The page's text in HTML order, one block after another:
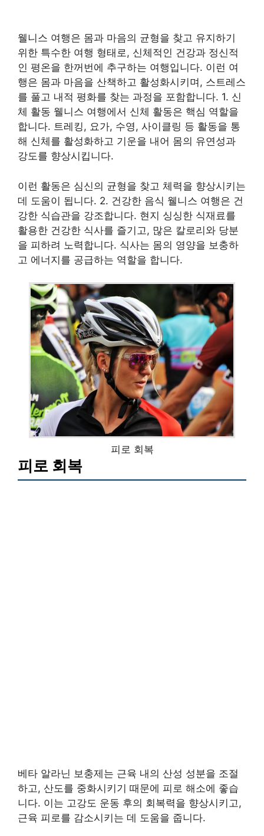
웰니스 여행은 몸과 마음의 균형을 찾고 유지하기
위한 특수한 여행 형태로, 신체적인 건강과 정신적
인 평온을 한꺼번에 추구하는 여행입니다. 이런 여
행은 몸과 마음을 산책하고 활성화시키며, 스트레스
를 풀고 내적 평화를 찾는 과정을 포함합니다. 1. 신
체 활동 웰니스 여행에서 신체 활동은 핵심 역할을
합니다. 트레킹, 요가, 수영, 사이클링 등 활동을 통
해 신체를 활성화하고 기운을 내어 몸의 유연성과
강도를 향상시킵니다.
이런 활동은 심신의 균형을 찾고 체력을 향상시키는
데 도움이 됩니다. 2. 건강한 음식 웰니스 여행은 건
강한 식습관을 강조합니다. 현지 싱싱한 식재료를
활용한 건강한 식사를 즐기고, 많은 칼로리와 당분
을 피하려 노력합니다. 식사는 몸의 영양을 보충하
고 에너지를 공급하는 역할을 합니다.
피로 회복
피로 회복
베타 알라닌 보충제는 근육 내의 산성 성분을 조절
하고, 산도를 중화시키기 때문에 피로 해소에 좋습
니다. 이는 고강도 운동 후의 회복력을 향상시키고,
근육 피로를 감소시키는 데 도움을 줍니다.